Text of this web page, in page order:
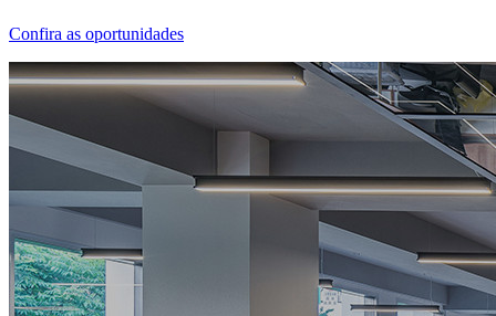
Confira as oportunidades